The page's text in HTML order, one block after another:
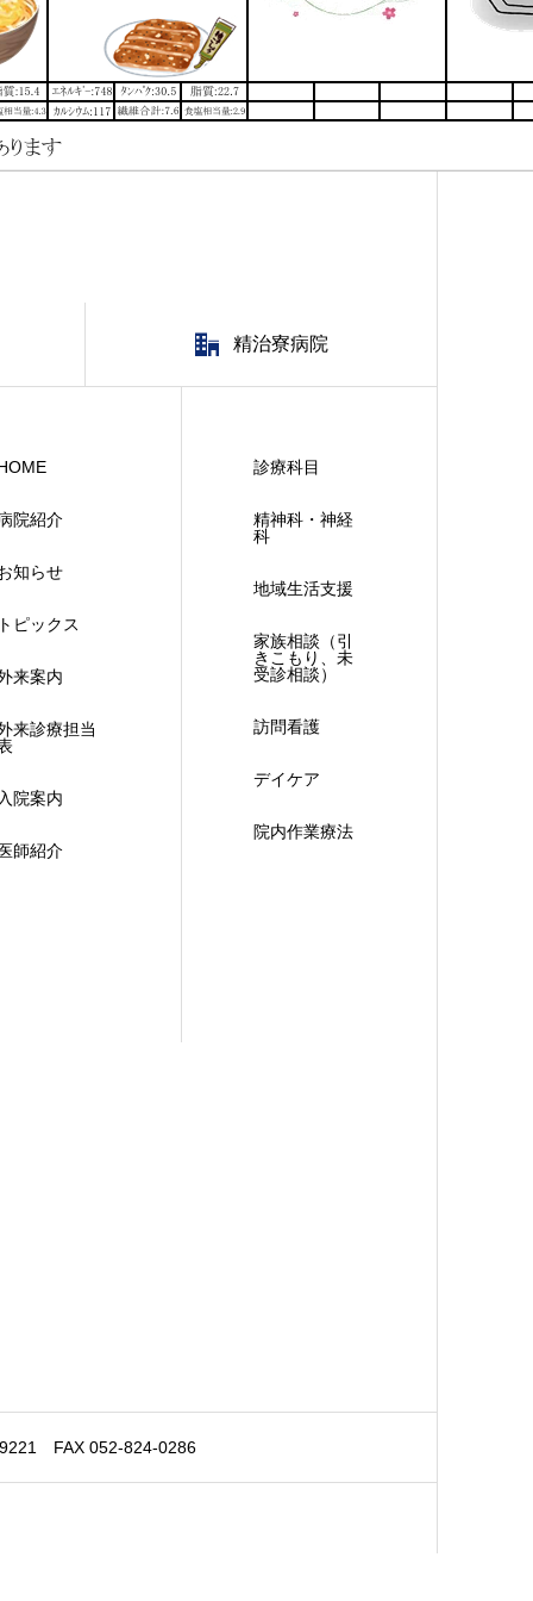
精治寮病院
院紹介
知らせ
ピックス
来案内
来診療担当
院案内
師紹介
診療科目
精神科・神経
科
地域生活支援
家族相談（引
きこもり、未
受診相談）
訪問看護
デイケア
院内作業療法
FAX 052-824-0286